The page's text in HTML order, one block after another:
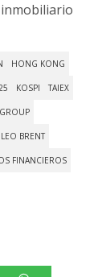
HONG KONG
KOSPI TAIEX
BRENT
FINANCIEROS